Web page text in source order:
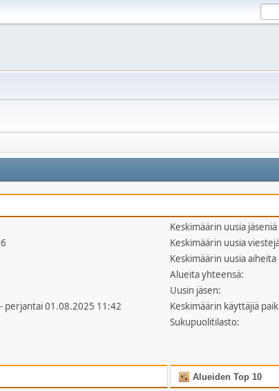
perjantai 01.08.2025 11:42
Keskimäärin uusia jäseniä
Keskimäärin uusia
Keskimäärin uusia aiheita
Alueita yhteensä:
Uusin jäsen:
Keskimäärin käyttäjiä
Sukupuolitilasto:
Alueiden Top 10